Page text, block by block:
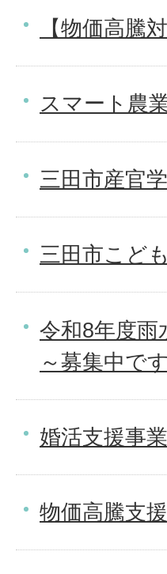
【物価高騰
スマート農
三田市産官
三田市こど
令和8年度雨
～募集中で
婚活支援事
物価高騰支